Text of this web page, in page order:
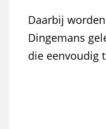
Daarbij
Dingemans
die eenvoudig